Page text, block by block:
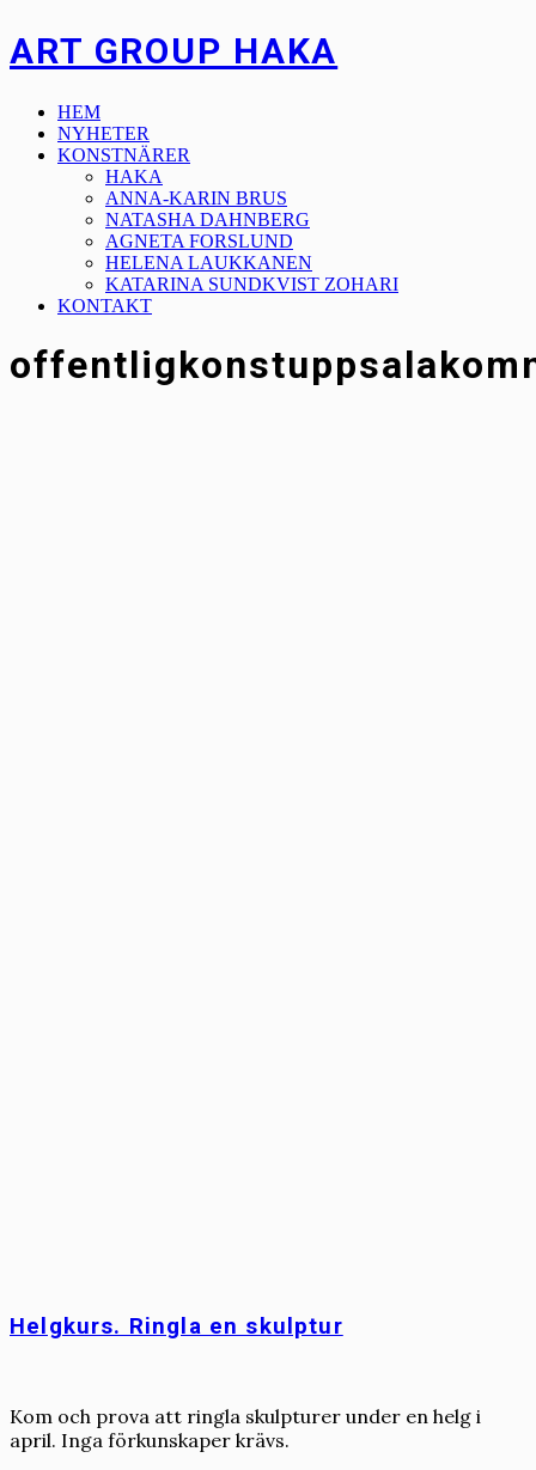
ART GROUP HAKA
HEM
NYHETER
KONSTNÄRER
HAKA
ANNA-KARIN BRUS
NATASHA DAHNBERG
AGNETA FORSLUND
HELENA LAUKKANEN
KATARINA SUNDKVIST ZOHARI
KONTAKT
Helgkurs. Ringla en skulptur
Kom och prova att ringla skulpturer under en helg i
april. Inga förkunskaper krävs.